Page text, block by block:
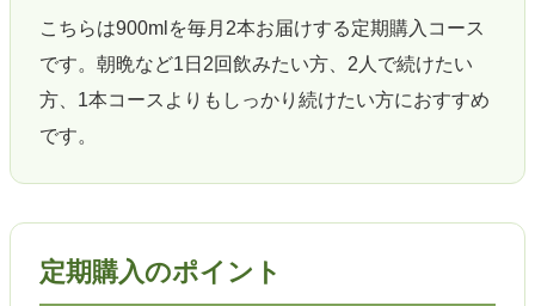
こちらは900mlを毎月2本お届けする定期購入コース
です。朝晩など1日2回飲みたい方、2人で続けたい
方、1本コースよりもしっかり続けたい方におすすめ
です。
定期購入のポイント